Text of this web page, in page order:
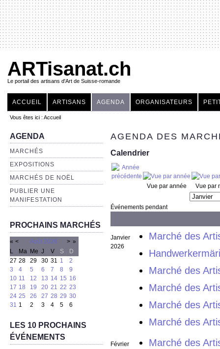
ARTisanat.ch
Le portail des artisans d'Art de Suisse-romande
ACCUEIL ARTISANS AGENDA ORGANISATEURS
Vous êtes ici : Accueil
AGENDA
MARCHÉS
EXPOSITIONS
MARCHÉS DE NOËL
PUBLIER UNE
MANIFESTATION
PROCHAINS MARCHÉS
« < Août 2026 > »
L
Ma Me J V S
D
27 28 29 30 31 1
2
3
4 5 6 7 8
9
10 11 12 13 14 15 16
17 18 19 20 21 22 23
24 25 26 27 28 29 30
31 1 2 3 4 5 6
LES 10 PROCHAINS
ÉVÉNEMENTS
AGENDA DES
Calendrier
Vue par année Vue par
Événements pendant
Janvier
2026
Marché des
Marché des
Marché des
Marché des
Marché des
Février
Marché des